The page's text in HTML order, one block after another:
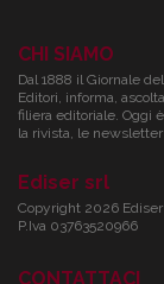
CHI SIAMO
Dal 1888 il Giornale
Editori, informa,
filiera editoriale. Oggi
la rivista, le
Ediser srl
Copyright 2026
P.Iva 03763520966
CONTATTACI